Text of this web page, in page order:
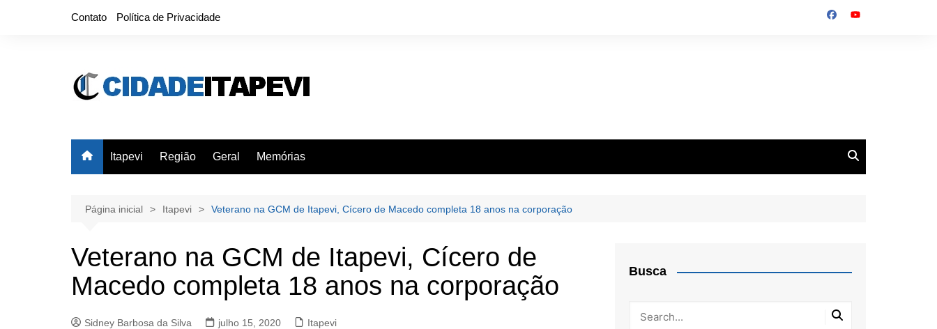
Contato Política de Privacidade
Itapevi Região Geral Memórias
Página inicial Itapevi Veterano na GCM de Itapevi, Cícero de Macedo completa 18 anos na corporação
Veterano na GCM de Itapevi, Cícero de
Macedo completa 18 anos na corporação
Sidney Barbosa da Silva julho 15, 2020 Itapevi
Busca